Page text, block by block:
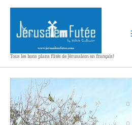
Aller
contenu
Tous les bons plans fûtés de Jérusalem en français!